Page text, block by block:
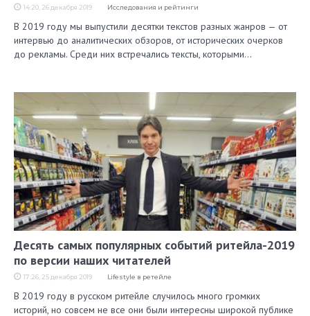
14:20, 26 декабря 2019 Исследования и рейтинги
В 2019 году мы выпустили десятки текстов разных жанров — от
интервью до аналитических обзоров, от исторических очерков
до рекламы. Среди них встречались тексты, которыми…
Десять самых популярных событий ритейла-2019
по версии наших читателей
17:26, 25 декабря 2019 Lifestyle в ретейле
В 2019 году в русском ритейле случилось много громких
историй, но совсем не все они были интересны широкой публике